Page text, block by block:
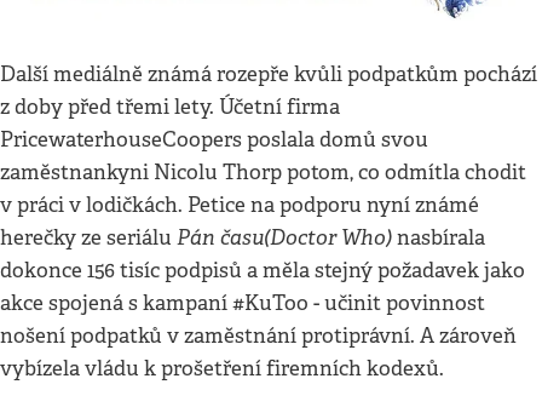
Další mediálně známá rozepře kvůli podpatkům pochází
z doby před třemi lety. Účetní firma
PricewaterhouseCoopers poslala domů svou
zaměstnankyni Nicolu Thorp potom, co odmítla chodit
v práci v lodičkách. Petice na podporu nyní známé
herečky ze seriálu Pán času(Doctor Who)nasbírala
dokonce 156 tisíc podpisů a měla stejný požadavek jako
akce spojená s kampaní #KuToo - učinit povinnost
nošení podpatků v zaměstnání protiprávní. A zároveň
vybízela vládu k prošetření firemních kodexů.